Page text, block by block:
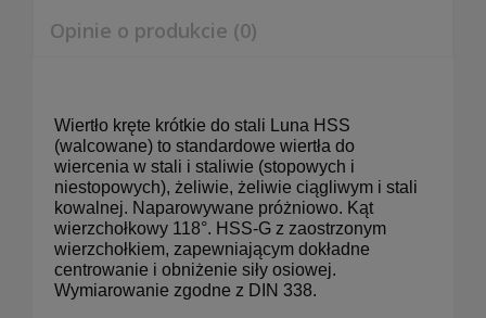
Opinie o produkcie (0)
Wiertło kręte krótkie do stali Luna HSS
(walcowane) to standardowe wiertła do
wiercenia w stali i staliwie (stopowych i
niestopowych), żeliwie, żeliwie ciągliwym i stali
kowalnej. Naparowywane próżniowo. Kąt
wierzchołkowy 118°. HSS-G z zaostrzonym
wierzchołkiem, zapewniającym dokładne
centrowanie i obniżenie siły osiowej.
Wymiarowanie zgodne z DIN 338.